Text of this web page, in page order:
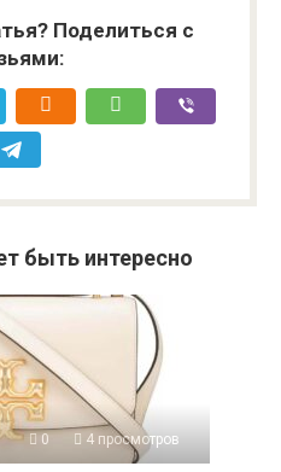
Поделиться с
быть интересно
0 4 просмотров